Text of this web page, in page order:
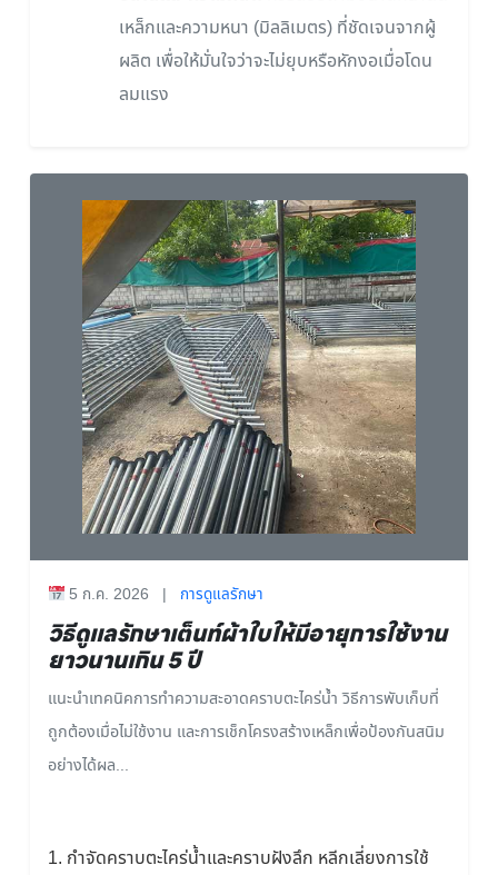
เหล็กและความหนา (มิลลิเมตร) ที่ชัดเจนจากผู้
ผลิต เพื่อให้มั่นใจว่าจะไม่ยุบหรือหักงอเมื่อโดน
ลมแรง
5 ก.ค. 2026 | การดูแลรักษา
วิธีดูแลรักษาเต็นท์ผ้าใบให้มีอายุการใช้งาน
ยาวนานเกิน 5 ปี
แนะนำเทคนิคการทำความสะอาดคราบตะไคร่น้ำ วิธีการพับเก็บที่
ถูกต้องเมื่อไม่ใช้งาน และการเช็กโครงสร้างเหล็กเพื่อป้องกันสนิม
อย่างได้ผล...
1. กำจัดคราบตะไคร่น้ำและคราบฝังลึก หลีกเลี่ยงการใช้